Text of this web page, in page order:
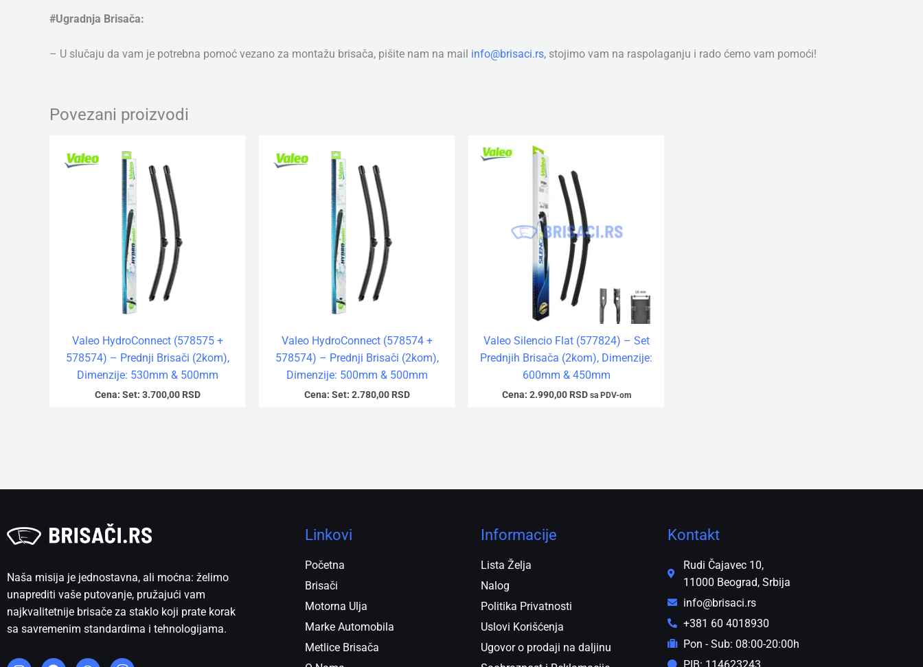
#Ugradnja Brisača:
– U slučaju da vam je potrebna pomoć vezano za montažu brisača, pišite nam na mail info@brisaci.rs, stojimo vam na raspolaganju i rado ćemo vam pomoći!
Povezani proizvodi
Valeo HydroConnect (578575 +
578574) – Prednji Brisači (2kom),
Dimenzije: 530mm & 500mm
Cena: Set: 3.700,00 RSD
Valeo HydroConnect (578574 +
578574) – Prednji Brisači (2kom),
Dimenzije: 500mm & 500mm
Cena: Set: 2.780,00 RSD
Valeo Silencio Flat (577824) – Set
Prednjih Brisača (2kom), Dimenzije:
600mm & 450mm
Cena: 2.990,00 RSD sa PDV-om
Naša misija je jednostavna, ali moćna: želimo
unaprediti vaše putovanje, pružajući vam
najkvalitetnije brisače za staklo koji prate korak
sa savremenim standardima i tehnologijama.
Linkovi
Početna
Brisači
Motorna Ulja
Marke Automobila
Metlice Brisača
Informacije
Lista Želja
Nalog
Politika Privatnosti
Uslovi Korišćenja
Ugovor o prodaji na daljinu
Kontakt
Rudi Čajavec 10,
11000 Beograd, Srbija
info@brisaci.rs
+381 60 4018930
Pon - Sub: 08:00-20:00h
PIB: 114623243